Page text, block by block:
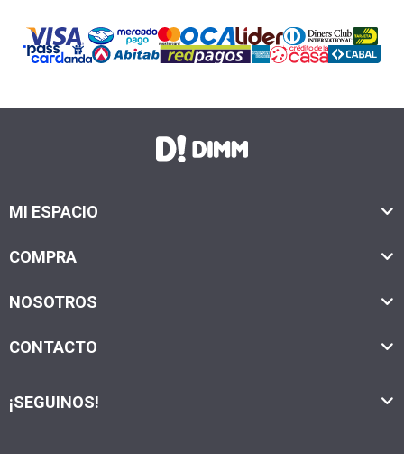
MI ESPACIO
COMPRA
NOSOTROS
CONTACTO
¡SEGUINOS!